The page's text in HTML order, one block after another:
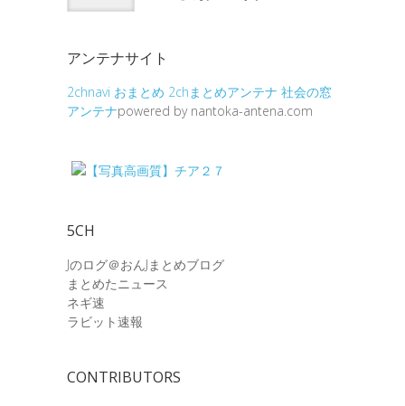
アンテナサイト
2chnavi おまとめ 2chまとめアンテナ 社会の窓
アンテナpowered by nantoka-antena.com
5CH
Jのログ＠おんJまとめブログ
まとめたニュース
ネギ速
ラビット速報
CONTRIBUTORS